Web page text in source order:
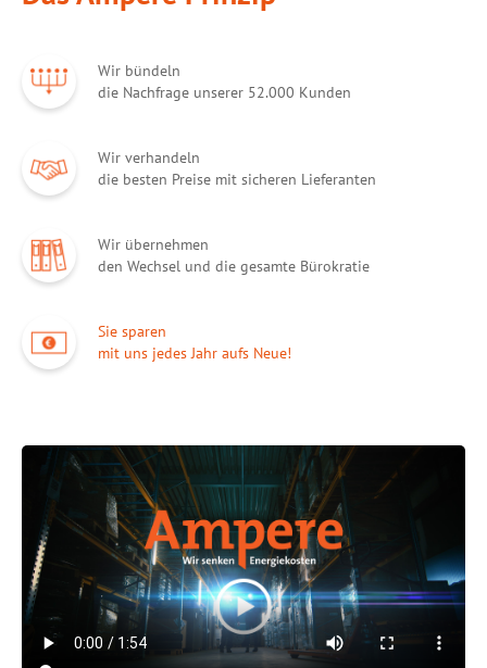
Wir bündeln
die Nachfrage unserer 52.000 Kunden
Wir verhandeln
die besten Preise mit sicheren Lieferanten
Wir übernehmen
den Wechsel und die gesamte Bürokratie
Sie sparen
mit uns jedes Jahr aufs Neue!